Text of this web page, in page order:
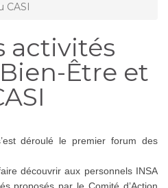
CASI
activités
Être et
déroulé le premier forum des
découvrir aux personnels INSA